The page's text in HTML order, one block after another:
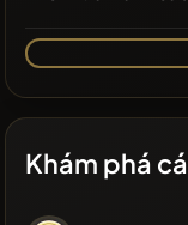
Khám phá